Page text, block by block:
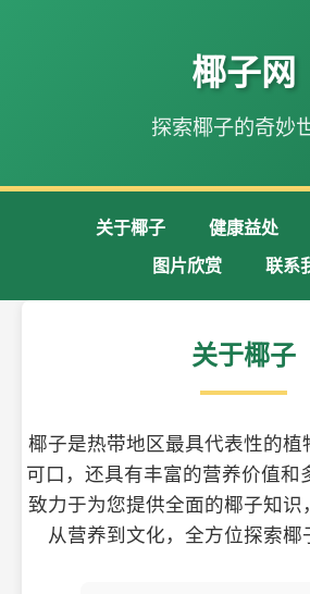
椰子网
探索椰子的奇妙
关于椰子 健康益处
图片欣赏
联系
关于椰子
椰子是热带地区最具代表性的植
可口，还具有丰富的营养价值和
致力于为您提供全面的椰子知识
从营养到文化，全方位探索椰